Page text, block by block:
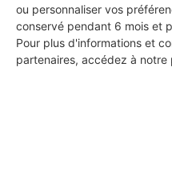
ou personnaliser vos
conservé pendant 6 mois et
Pour plus d'informations et
partenaires, accédez à notre
Aucun autre